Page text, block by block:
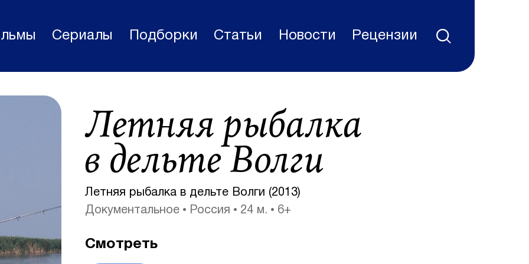
Статьи
Сериалы
Новости
Подборки
Рецензии
О нас
Авторы
Сериалы Подборки Статьи Новости Рецензии
Летняя рыбалка
в дельте Волги
Летняя рыбалка в дельте Волги (2013)
Документальное
Россия 24 м. 6+
Смотреть